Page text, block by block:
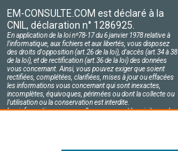
EM-CONSULTE.COM est déclaré à la
CNIL, déclaration n° 1286925.
En application de la loi nº78-17 du 6 janvier 1978 relative à
l'informatique, aux fichiers et aux libertés, vous disposez
des droits d'opposition (art.26 de la loi), d'accès (art.34 à 38
de la loi), et de rectification (art.36 de la loi) des données
vous concernant. Ainsi, vous pouvez exiger que soient
rectifiées, complétées, clarifiées, mises à jour ou effacées
les informations vous concernant qui sont inexactes,
incomplètes, équivoques, périmées ou dont la collecte ou
l'utilisation ou la conservation est interdite.
Les informations personnelles concernant les visiteurs de